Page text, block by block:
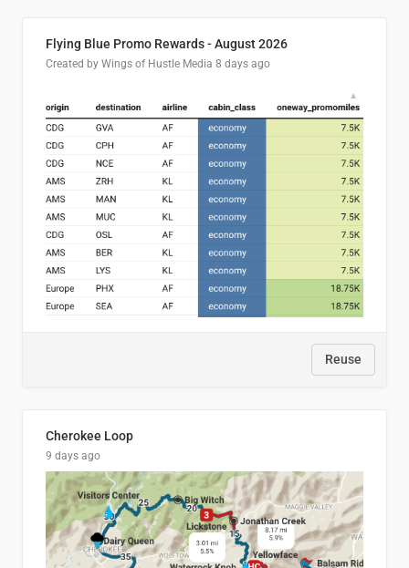
Flying Blue Promo Rewards - August 2026
Created by Wings of Hustle Media 8 days ago
Reuse
Cherokee Loop
9 days ago